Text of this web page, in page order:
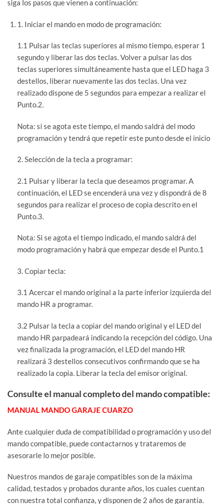
siga los pasos que vienen a continuación:
1. Iniciar el mando en modo de programación:
1.1 Pulsar las teclas superiores al mismo tiempo, esperar 1
segundo y liberar las dos teclas. Volver a pulsar las dos
teclas superiores simultáneamente hasta que el LED haga 3
destellos, liberar nuevamente las dos teclas. Una vez
realizado dispone de 5 segundos para empezar a realizar el
Punto.2.
Nota: si se agota este tiempo, el mando saldrá del modo
programación y tendrá que repetir este punto desde el inicio
2. Selección de la tecla a programar:
2.1 Pulsar y liberar la tecla que deseamos programar. A
continuación, el LED se encenderá una vez y dispondrá de 8
segundos para realizar el proceso de copia descrito en el
Punto.3.
Nota: Si se agota el tiempo indicado, el mando saldrá del
modo programación y habrá que empezar desde el Punto.1
3. Copiar tecla:
3.1 Acercar el mando original a la parte inferior izquierda del
mando HR a programar.
3.2 Pulsar la tecla a copiar del mando original y el LED del
mando HR parpadeará indicando la recepción del código. Una
vez finalizada la programación, el LED del mando HR
realizará 3 destellos consecutivos confirmando que se ha
realizado la copia. Liberar la tecla del emisor original.
Consulte el manual completo del mando compatible:
MANUAL MANDO GARAJE CUARZO
Ante cualquier duda de compatibilidad o programación y uso del
mando compatible, puede contactarnos y trataremos de
asesorarle lo mejor posible.
Nuestros mandos de garaje compatibles son de la máxima
calidad, testados y probados durante años, los cuales cuentan
con nuestra total confianza, y disponen de 2 años de garantía.